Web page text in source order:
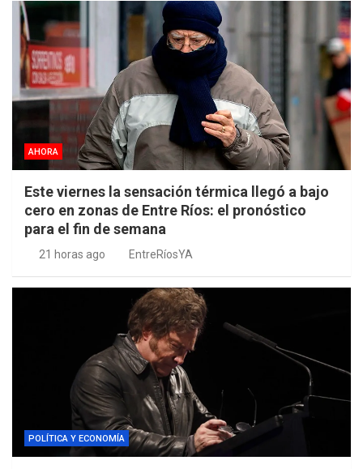
AHORA
Este viernes la sensación térmica llegó a bajo
cero en zonas de Entre Ríos: el pronóstico
para el fin de semana
21 horas ago EntreRíosYA
POLÍTICA Y ECONOMÍA